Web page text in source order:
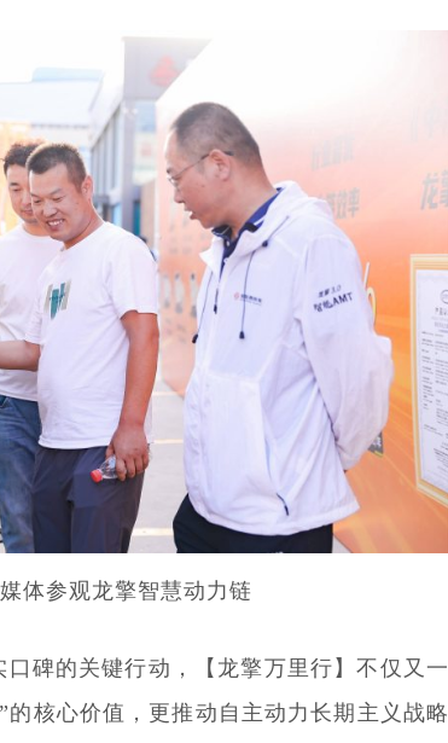
体参观龙擎智慧动力链
碑的关键行动，【龙擎万里行】不仅又一
核心价值，更推动自主动力长期主义战略